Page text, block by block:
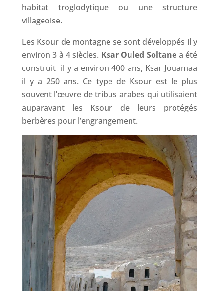
habitat troglodytique ou une structure
villageoise.
Les Ksour de montagne se sont développés il y
environ 3 à 4 siècles. Ksar Ouled Soltane a été
construit il y a environ 400 ans, Ksar Jouamaa
il y a 250 ans. Ce type de Ksour est le plus
souvent l’œuvre de tribus arabes qui utilisaient
auparavant les Ksour de leurs protégés
berbères pour l’engrangement.